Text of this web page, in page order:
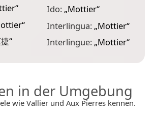
“
“
“
Ido: „Mottier“
Interlingua: „Mottier“
Interlingue: „Mottier“
in der Umgebung
wie Vallier und Aux Pierres kennen.